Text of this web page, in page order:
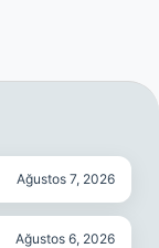
Ağustos 7, 2026
Ağustos 6, 2026